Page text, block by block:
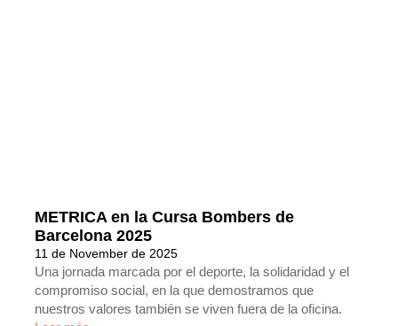
METRICA en la Cursa Bombers de
Barcelona 2025
11 de November de 2025
Una jornada marcada por el deporte, la solidaridad y el
compromiso social, en la que demostramos que
nuestros valores también se viven fuera de la oficina.